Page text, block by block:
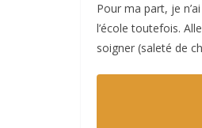
Pour ma part, je
l’école toutefois.
soigner (saleté de